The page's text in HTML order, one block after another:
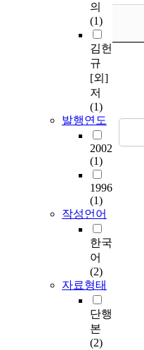
의
(1)
김헌
규
[외]
저
(1)
발행연도
2002
(1)
1996
(1)
작성언어
한국
어
(2)
자료형태
단행
본
(2)